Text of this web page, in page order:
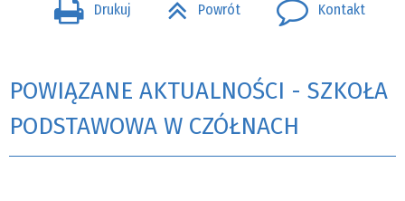
Drukuj Powrót Kontakt
POWIĄZANE AKTUALNOŚCI - SZKOŁA
PODSTAWOWA W CZÓŁNACH